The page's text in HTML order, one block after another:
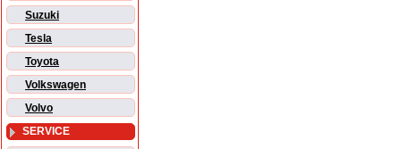
Suzuki
Tesla
Toyota
Volkswagen
Volvo
SERVICE